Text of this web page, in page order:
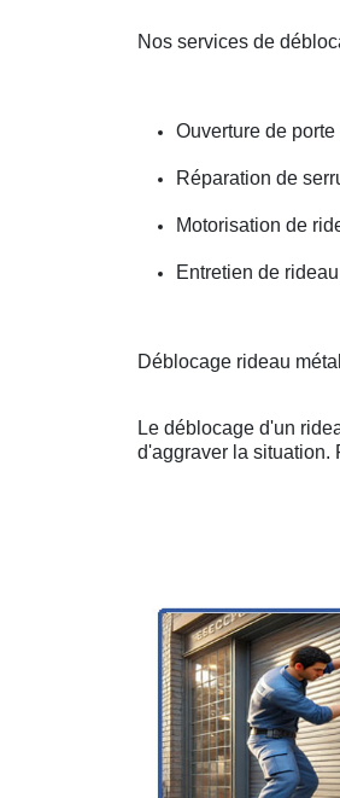
Nos services de
Ouverture de
Réparation de
Motorisation de
Entretien de
Déblocage rideau
Le déblocage d'un
d'aggraver la situation.